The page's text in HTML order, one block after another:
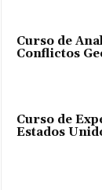
Curso de
Conflictos
Curso de
Estados